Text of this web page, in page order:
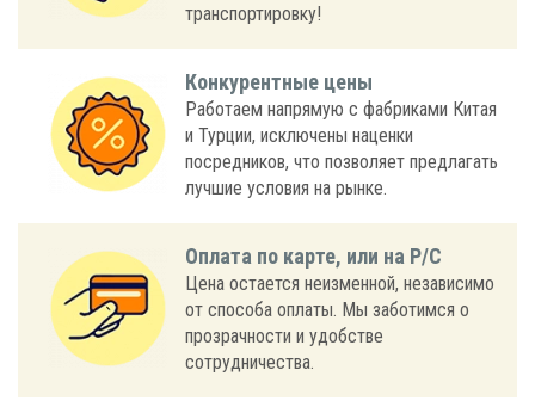
транспортировку!
Конкурентные цены
Работаем напрямую с фабриками Китая
и Турции, исключены наценки
посредников, что позволяет предлагать
лучшие условия на рынке.
Оплата по карте, или на Р/С
Цена остается неизменной, независимо
от способа оплаты. Мы заботимся о
прозрачности и удобстве
сотрудничества.